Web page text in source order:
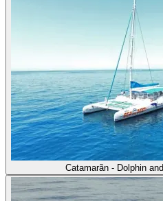
Catamarãn - Dolphin